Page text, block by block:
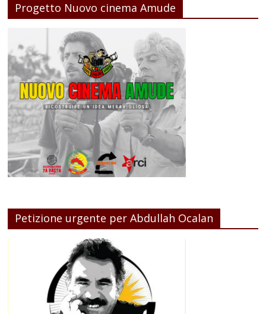
Progetto Nuovo cinema Amude
Petizione urgente per Abdullah Ocalan